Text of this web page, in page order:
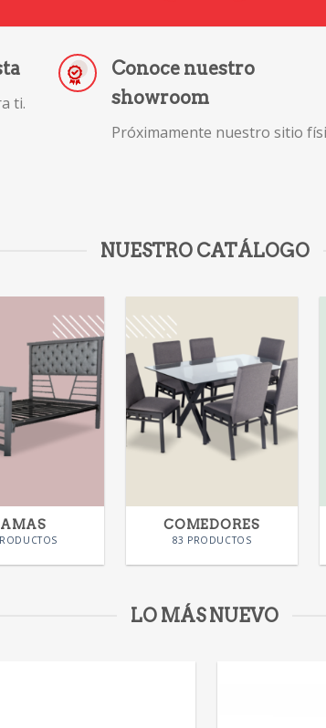
ti.
Conoce nuestro
showroom
Próximamente nuestro sitio
NUESTRO CATÁLOGO
COMEDORES
83 PRODUCTOS
LO MÁS NUEVO